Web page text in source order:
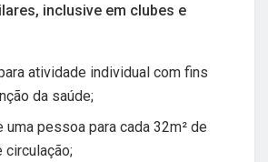
inclusive em clubes e
atividade individual com fins
da saúde;
uma pessoa para cada 32m² de
circulação;